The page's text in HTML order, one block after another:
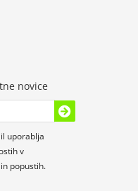
novice
uporablja
v
popustih.